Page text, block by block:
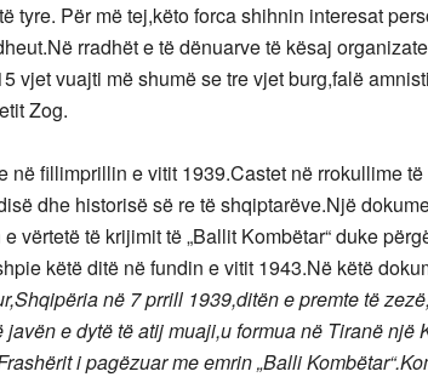
tyre. Për më tej,këto forca shihnin interesat
rradhët e të dënuarve të kësaj
vjet vuajti më shumë se tre vjet burg,falë
Zog.
në fillimprillin e vitit 1939.Castet në rrokullime
dhe historisë së re të shqiptarëve.Një
vërtetë të krijimit të „Ballit Kombëtar“ duke
këtë ditë në fundin e vitit 1943.Në këtë
në 7 prrill 1939,ditën e premte të
e dytë të atij muaji,u formua në Tiranë një
i pagëzuar me emrin „Balli